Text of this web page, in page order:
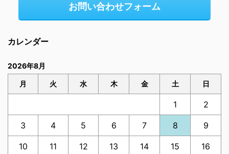
お問い合わせフォーム
カレンダー
2026年8月
月 火 水 木 金 土 日
1 2
3 4 5 6 7 8 9
10 11 12 13 14 15 16